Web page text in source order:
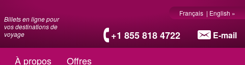
Billets en ligne pour
vos destinations de
voyage
+1 855 818 4722 E-mail
Français | English »
À propos Offres